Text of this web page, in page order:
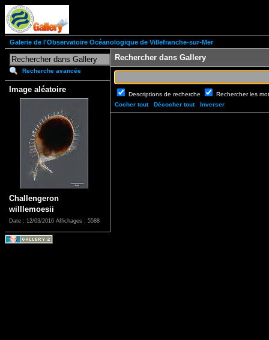
Galerie de l'Observatoire Océanologique de Villefranche-sur-Mer
Recherche avancée
Image aléatoire
Challengeron
willlemoesii
Date : 12/03/2016 Affichages : 5588
Rechercher dans Gallery
Descriptions de recherche
Rechercher les
Cocher tout
Décocher tout Inverser